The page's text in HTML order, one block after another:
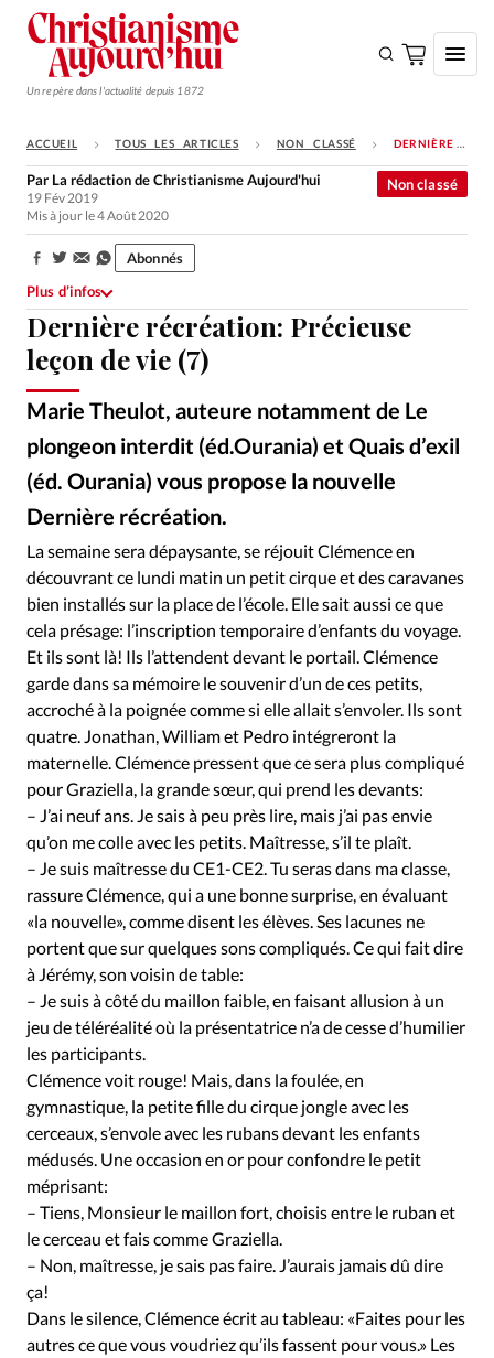
Un repère dans l'actualité depuis 1872
S'ABONNER
Monde
Opinions
Tous les articles
Faire un don
Emploi
Se connecter
Édition: Internationale
RUBRIQUES
Tous les articles
Actualité chrétienne
Actualité internationale
Chronique
Culture
Dossier
Eglises Foi Génération réveil
Monde
Opinions
Publireportage
Relations Aujourd'hui
Société
Tour du monde des Eglises
Trait d'Ixène
Vécu
Vie Intérieure
ACCUEIL TOUS LES ARTICLES NON CLASSÉ DERNIÈRE RÉCRÉATION: PRÉCIEUSE LEÇON DE VIE (7)
Dernière récréation: Précieuse
leçon de vie (7)
Marie Theulot, auteure notamment de Le
plongeon interdit (éd.Ourania) et Quais d’exil
(éd. Ourania) vous propose la nouvelle
Dernière récréation.
Non classé
Par La rédaction de Christianisme Aujourd'hui
19 Fév 2019
Mis à jour le 4 Août 2020
Partager:
Abonnés
Plus d’infos
La semaine sera dépaysante, se réjouit Clémence en
découvrant ce lundi matin un petit cirque et des caravanes
bien installés sur la place de l’école. Elle sait aussi ce que
cela présage: l’inscription temporaire d’enfants du voyage.
Et ils sont là! Ils l’attendent devant le portail. Clémence
garde dans sa mémoire le souvenir d’un de ces petits,
accroché à la poignée comme si elle allait s’envoler. Ils sont
quatre. Jonathan, William et Pedro intégreront la
maternelle. Clémence pressent que ce sera plus compliqué
pour Graziella, la grande sœur, qui prend les devants:
– J’ai neuf ans. Je sais à peu près lire, mais j’ai pas envie
qu’on me colle avec les petits. Maîtresse, s’il te plaît.
– Je suis maîtresse du CE1-CE2. Tu seras dans ma classe,
rassure Clémence, qui a une bonne surprise, en évaluant
«la nouvelle», comme disent les élèves. Ses lacunes ne
portent que sur quelques sons compliqués. Ce qui fait dire
à Jérémy, son voisin de table:
– Je suis à côté du maillon faible, en faisant allusion à un
jeu de téléréalité où la présentatrice n’a de cesse d’humilier
les participants.
Clémence voit rouge! Mais, dans la foulée, en
gymnastique, la petite fille du cirque jongle avec les
cerceaux, s’envole avec les rubans devant les enfants
médusés. Une occasion en or pour confondre le petit
méprisant:
– Tiens, Monsieur le maillon fort, choisis entre le ruban et
le cerceau et fais comme Graziella.
– Non, maîtresse, je sais pas faire. J’aurais jamais dû dire
ça!
Dans le silence, Clémence écrit au tableau: «Faites pour les
autres ce que vous voudriez qu’ils fassent pour vous.» Les